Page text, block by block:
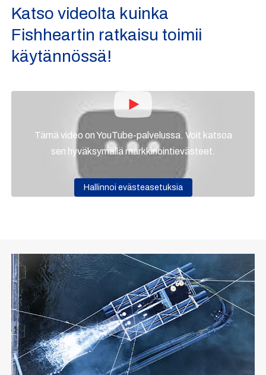
Katso videolta kuinka
Fishheartin ratkaisu toimii
käytännössä!
Tämä video on YouTube-palvelussa. Voit katsoa
sen hyväksymällä markkinointievästeet.
Hallinnoi evästeasetuksia